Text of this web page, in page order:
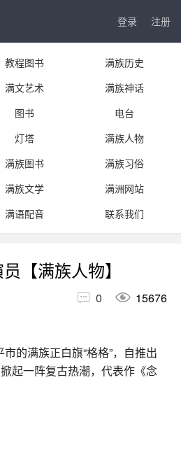
登录 注册
教程图书
满族历史
满文艺术
满族神话
图书
电台
灯塔
满族人物
满族图书
满族习俗
满族文学
满洲网站
满语配音 联系我们
【满族人物】
 0  15676
的满族正白旗“格格”，自推出
起一阵复古热潮，代表作《念